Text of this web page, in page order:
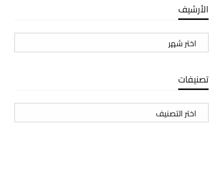
الأرشيف
الأرشيف
تصنيفات
تصنيفات